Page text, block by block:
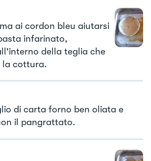
ai cordon bleu aiutarsi
infarinato,
della teglia che
la cottura.
di carta forno ben oliata e
il pangrattato.